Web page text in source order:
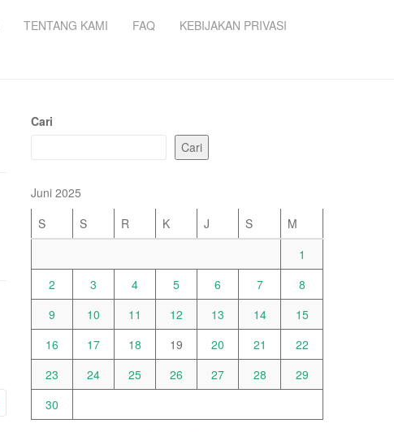
TENTANG KAMI FAQ KEBIJAKAN PRIVASI
Cari
Cari
Juni 2025
S
S R K J S
M
1
2
3 4 5 6 7
8
9
10 11 12 13 14
15
16
17 18 19 20 21
22
23
24 25 26 27 28
29
30